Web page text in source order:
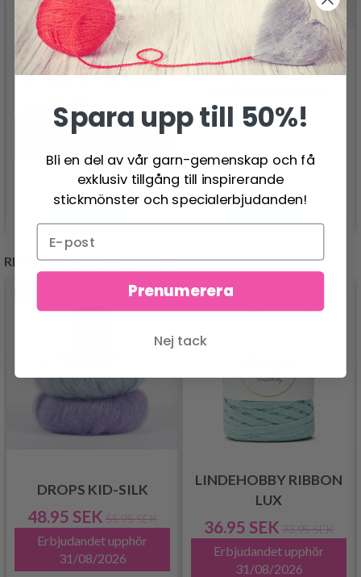
SCHEEPJES CATONA
24.95 SEK
Erbjudandet upphör
Se produkt
ALPACA SILK
Se produkt
REKOMMENDERAS FÖR DIG
DROPS KID-SILK
48.95 SEK 55.95 SEK
Erbjudandet upphör
31/08/2026
- 50%
LINDEHOBBY RIBBON
LUX
36.95 SEK 73.95 SEK
Erbjudandet upphör
31/08/2026
Spara upp till 50%!
Bli en del av vår garn-gemenskap och få
exklusiv tillgång till inspirerande
stickmönster och specialerbjudanden!
Prenumerera
Nej tack